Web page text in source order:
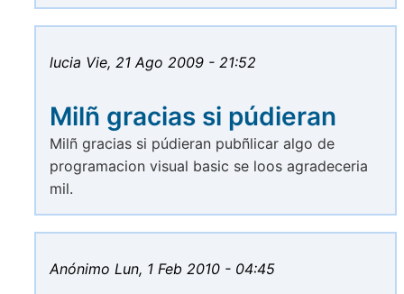
lucia Vie, 21 Ago 2009 - 21:52
Milñ gracias si púdieran
Milñ gracias si púdieran pubñlicar algo de
programacion visual basic se loos agradeceria
mil.
Anónimo Lun, 1 Feb 2010 - 04:45